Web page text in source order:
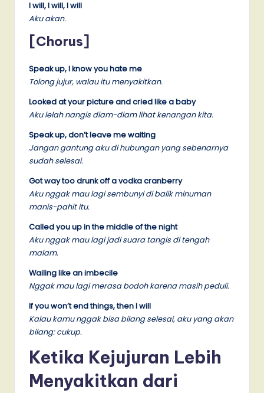
I will, I will, I will
Aku akan.
[Chorus]
Speak up, I know you hate me
Tolong jujur, walau itu menyakitkan.
Looked at your picture and cried like a baby
Aku lelah nangis diam-diam lihat kenangan kita.
Speak up, don’t leave me waiting
Jangan gantung aku di hubungan yang sebenarnya
sudah selesai.
Got way too drunk off a vodka cranberry
Aku nggak mau lagi sembunyi di balik minuman
manis-pahit itu.
Called you up in the middle of the night
Aku nggak mau lagi jadi suara tangis di tengah
malam.
Wailing like an imbecile
Nggak mau lagi merasa bodoh karena masih peduli.
If you won’t end things, then I will
Kalau kamu nggak bisa bilang selesai, aku yang akan
bilang: cukup.
Ketika Kejujuran Lebih
Menyakitkan dari